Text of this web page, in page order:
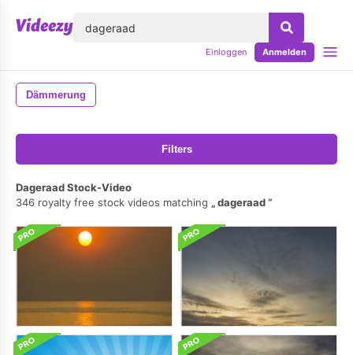
Einloggen Anmelden
Dämmerung
Filters
Dageraad Stock-Video
346 royalty free stock videos matching
dageraad